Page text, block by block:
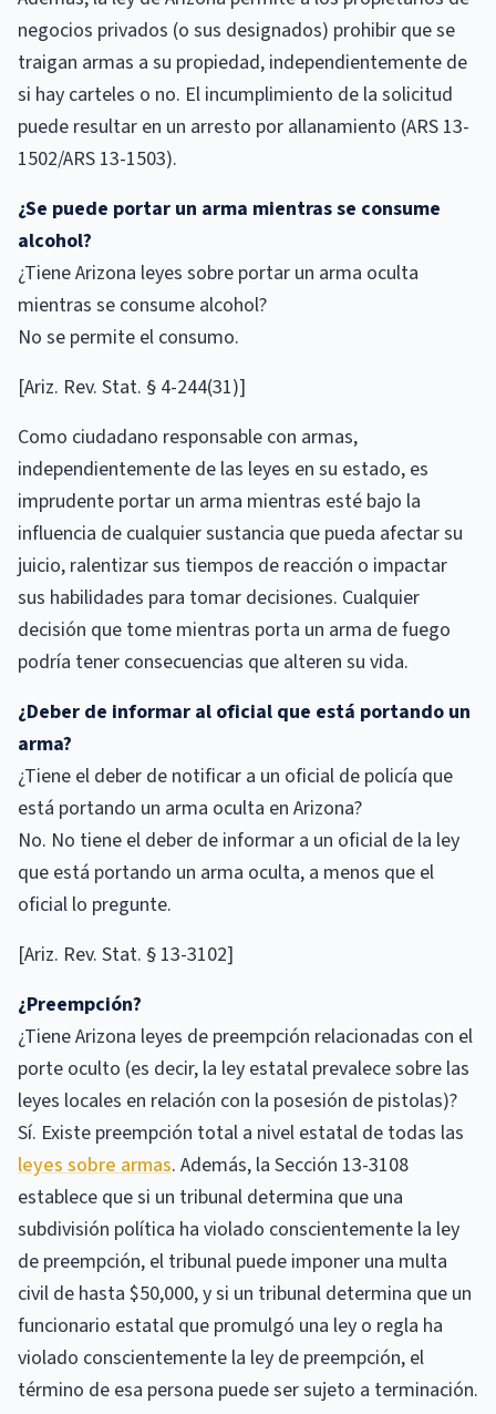
negocios privados (o sus designados) prohibir que se
traigan armas a su propiedad, independientemente de
si hay carteles o no. El incumplimiento de la solicitud
puede resultar en un arresto por allanamiento (ARS 13-
1502/ARS 13-1503).
¿Se puede portar un arma mientras se consume
alcohol?
¿Tiene Arizona leyes sobre portar un arma oculta
mientras se consume alcohol?
No se permite el consumo.
[Ariz. Rev. Stat. § 4-244(31)]
Como ciudadano responsable con armas,
independientemente de las leyes en su estado, es
imprudente portar un arma mientras esté bajo la
influencia de cualquier sustancia que pueda afectar su
juicio, ralentizar sus tiempos de reacción o impactar
sus habilidades para tomar decisiones. Cualquier
decisión que tome mientras porta un arma de fuego
podría tener consecuencias que alteren su vida.
¿Deber de informar al oficial que está portando un
arma?
¿Tiene el deber de notificar a un oficial de policía que
está portando un arma oculta en Arizona?
No. No tiene el deber de informar a un oficial de la ley
que está portando un arma oculta, a menos que el
oficial lo pregunte.
[Ariz. Rev. Stat. § 13-3102]
¿Preempción?
¿Tiene Arizona leyes de preempción relacionadas con el
porte oculto (es decir, la ley estatal prevalece sobre las
leyes locales en relación con la posesión de pistolas)?
Sí. Existe preempción total a nivel estatal de todas las
leyes sobre armas. Además, la Sección 13-3108
establece que si un tribunal determina que una
subdivisión política ha violado conscientemente la ley
de preempción, el tribunal puede imponer una multa
civil de hasta $50,000, y si un tribunal determina que un
funcionario estatal que promulgó una ley o regla ha
violado conscientemente la ley de preempción, el
término de esa persona puede ser sujeto a terminación.